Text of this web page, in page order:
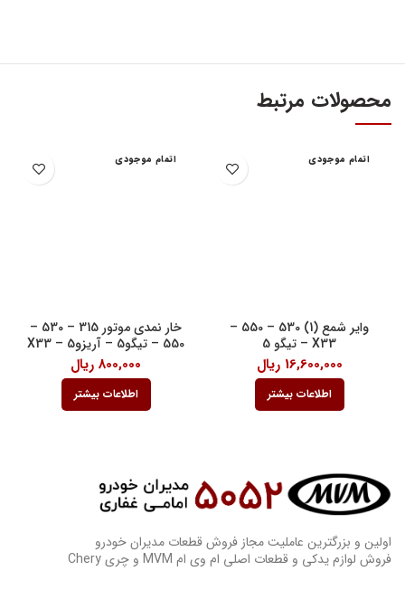
محصولات مرتبط
اتمام موجودی
وایر شمع (1) 530 – 550 –
X33 – تیگو 5
16,600,000 ریال
اطلاعات بیشتر
اتمام موجودی
خار نمدی موتور 315 – 530 –
550 – تیگو5 – آریزو5 – X33
800,000 ریال
اطلاعات بیشتر
اولین و بزرگترین عاملیت مجاز فروش قطعات مدیران خودرو
فروش لوازم یدکی و قطعات اصلی ام وی ام MVM و چری Chery